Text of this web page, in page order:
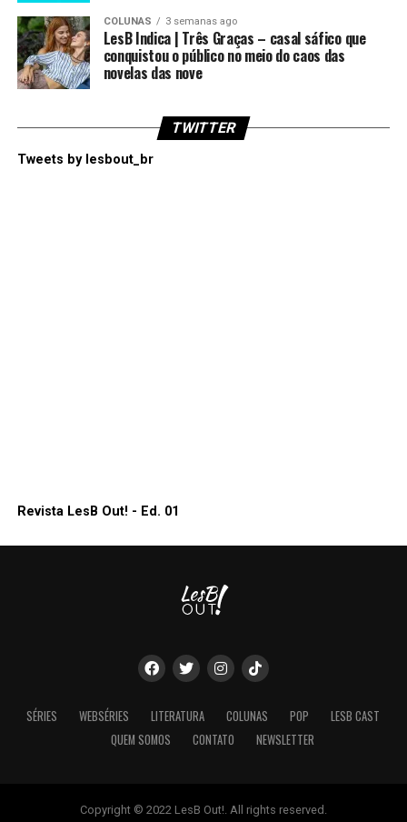
COLUNAS 3 semanas ago
LesB Indica | Três Graças – casal sáfico que
conquistou o público no meio do caos das
novelas das nove
TWITTER
Tweets by lesbout_br
Revista LesB Out! - Ed. 01
SÉRIES WEBSÉRIES LITERATURA COLUNAS POP
LESB CAST
QUEM SOMOS
CONTATO NEWSLETTER
Copyright © 2022 LesB Out!. All rights reserved.